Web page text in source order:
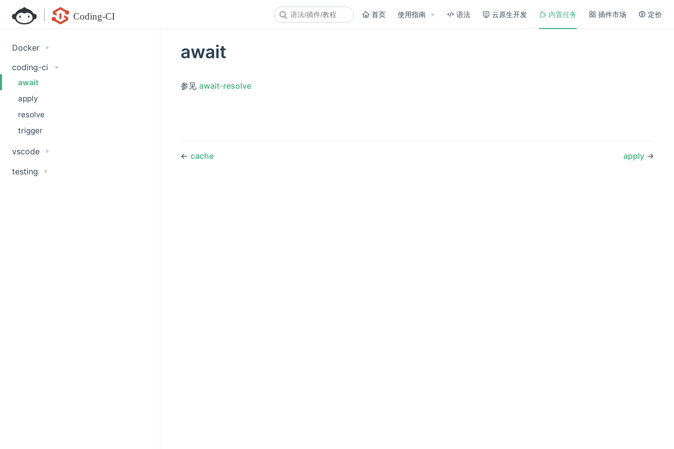
首页 使用指南 语法 云原生开发 内置任务 插件市场 定价
Docker
coding-ci
await
apply
resolve
trigger
vscode
testing
await
参见 await-resolve
← cache apply →